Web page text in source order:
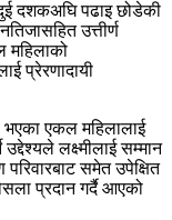
दशकअघि पढाइ छोडेकी
उत्तीर्ण
महिलाको
प्रेरणादायी
भएका एकल महिलालाई
लक्ष्मीलाई सम्मान
समेत उपेक्षित
प्रदान गर्दै आएको